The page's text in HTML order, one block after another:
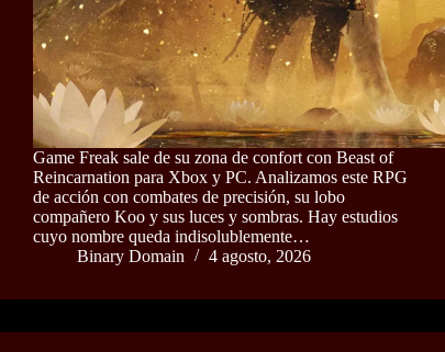
Game Freak sale de su zona de confort con Beast of
Reincarnation para Xbox y PC. Analizamos este RPG
de acción con combates de precisión, su lobo
compañero Koo y sus luces y sombras. Hay estudios
cuyo nombre queda indisolublemente…
Binary Domain
4 agosto, 2026